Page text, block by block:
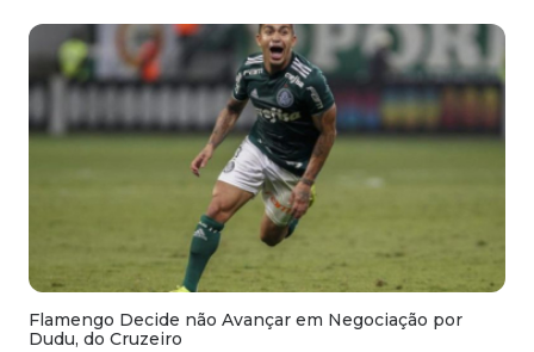
Flamengo Decide não Avançar em Negociação por
Dudu, do Cruzeiro